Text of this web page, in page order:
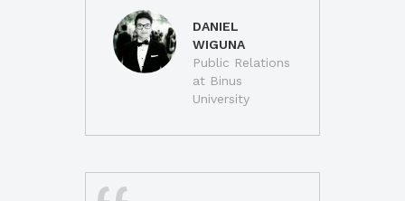
DANIEL
WIGUNA
Public Relations
at Binus
University